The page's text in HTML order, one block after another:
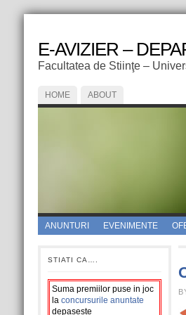
E-AVIZIER –
Facultatea de Stiinţe –
HOME ABOUT
ANUNTURI EVENIMENTE
STIATI CA….
Suma premiilor puse in joc
la concursurile anuntate
depaseste